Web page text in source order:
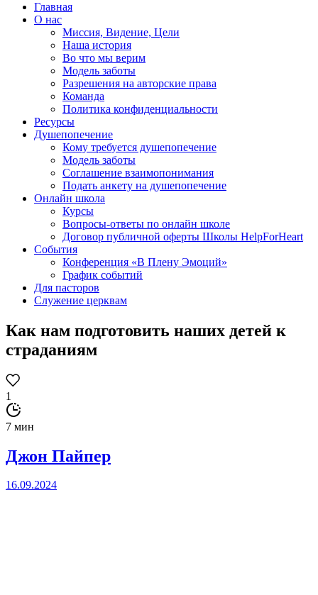
Главная
О нас
Миссия, Видение, Цели
Наша история
Во что мы верим
Модель заботы
Разрешения на авторские права
Команда
Политика конфиденциальности
Ресурсы
Душепопечение
Кому требуется душепопечение
Модель заботы
Соглашение взаимопонимания
Подать анкету на душепопечение
Онлайн школа
Курсы
Вопросы-ответы по онлайн школе
Договор публичной оферты Школы HelpForHeart
События
Конференция «В Плену Эмоций»
График событий
Для пасторов
Служение церквам
Как нам подготовить наших детей к
страданиям
1
7 мин
Джон Пайпер
16.09.2024